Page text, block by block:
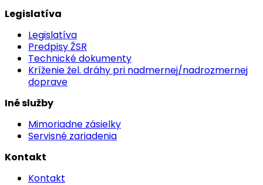
Legislatíva
Legislatíva
Predpisy ŽSR
Technické dokumenty
Kríženie žel. dráhy pri nadmernej/nadrozmernej
doprave
Iné služby
Mimoriadne zásielky
Servisné zariadenia
Kontakt
Kontakt